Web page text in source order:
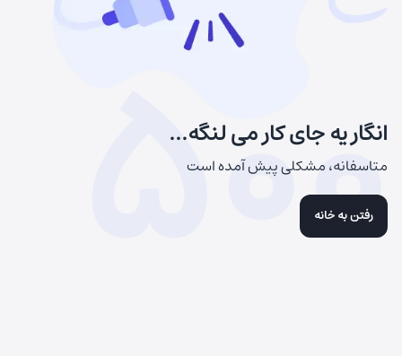
انگار یه جای کار می لنگه...
متاسفانه، مشکلی پیش آمده است
رفتن به خانه
500